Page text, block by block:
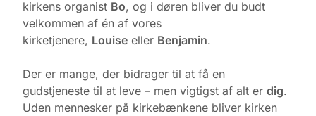
kirkens organist Bo, og i døren bliver du budt
velkommen af én af vores
kirketjenere, Louise eller Benjamin.
Der er mange, der bidrager til at få en
gudstjeneste til at leve – men vigtigst af alt er dig.
Uden mennesker på kirkebænkene bliver kirken